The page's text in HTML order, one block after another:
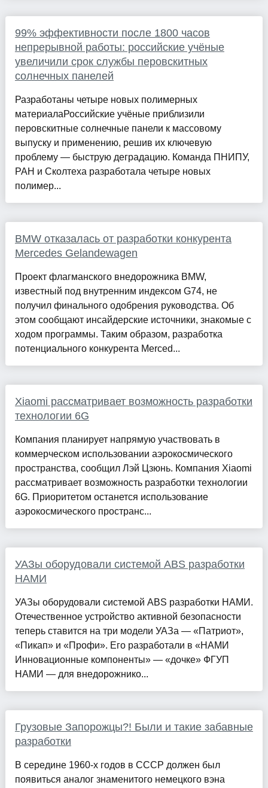
99% эффективности после 1800 часов
непрерывной работы: российские учёные
увеличили срок службы перовскитных
солнечных панелей
Разработаны четыре новых полимерных
материалаРоссийские учёные приблизили
перовскитные солнечные панели к массовому
выпуску и применению, решив их ключевую
проблему — быструю деградацию. Команда ПНИПУ,
РАН и Сколтеха разработала четыре новых
полимер...
BMW отказалась от разработки конкурента
Mercedes Gelandewagen
Проект флагманского внедорожника BMW,
известный под внутренним индексом G74, не
получил финального одобрения руководства. Об
этом сообщают инсайдерские источники, знакомые с
ходом программы. Таким образом, разработка
потенциального конкурента Merced...
Xiaomi рассматривает возможность разработки
технологии 6G
Компания планирует напрямую участвовать в
коммерческом использовании аэрокосмического
пространства, сообщил Лэй Цзюнь. Компания Xiaomi
рассматривает возможность разработки технологии
6G. Приоритетом останется использование
аэрокосмического пространс...
УАЗы оборудовали системой ABS разработки
НАМИ
УАЗы оборудовали системой ABS разработки НАМИ.
Отечественное устройство активной безопасности
теперь ставится на три модели УАЗа — «Патриот»,
«Пикап» и «Профи». Его разработали в «НАМИ
Инновационные компоненты» — «дочке» ФГУП
НАМИ — для внедорожнико...
Грузовые Запорожцы?! Были и такие забавные
разработки
В середине 1960-х годов в СССР должен был
появиться аналог знаменитого немецкого вэна